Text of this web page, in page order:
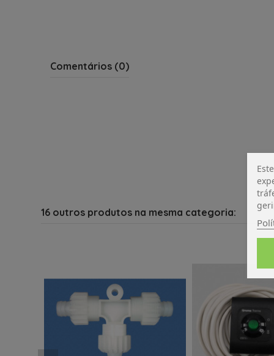
Comentários (0)
16 outros produtos na mesma categoria: